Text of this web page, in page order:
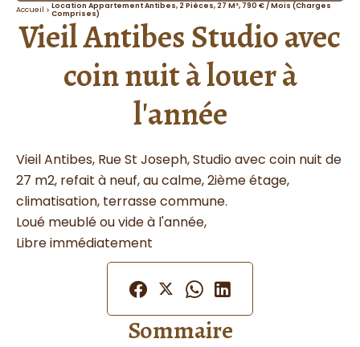
Accueil
Location Appartement Antibes, 2 Pièces, 27 M², 790 € / Mois (Charges
Comprises)
Vieil Antibes Studio avec
coin nuit à louer à
l'année
Vieil Antibes, Rue St Joseph, Studio avec coin nuit de
27 m2, refait à neuf, au calme, 2ième étage,
climatisation, terrasse commune.
Loué meublé ou vide à l'année,
Libre immédiatement
Sommaire